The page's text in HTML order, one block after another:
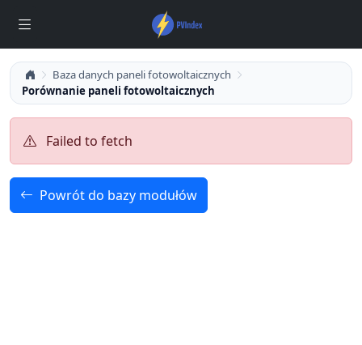
Baza danych paneli fotowoltaicznych
Porównanie paneli fotowoltaicznych
Failed to fetch
Powrót do bazy modułów